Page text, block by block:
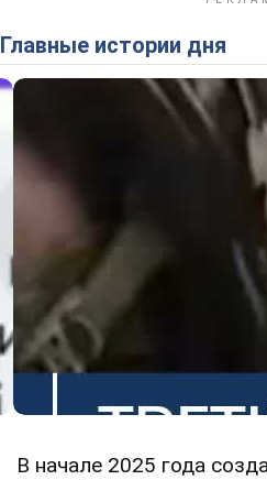
Главные истории дня
В начале 2025 года